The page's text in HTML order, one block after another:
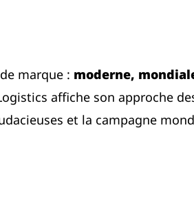
marque : moderne,
affiche son approche
et la campagne